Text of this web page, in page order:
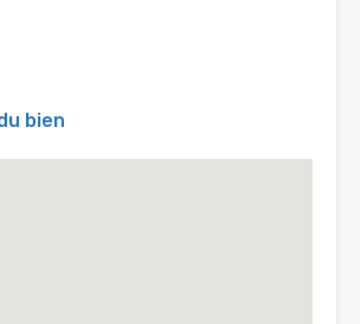
bien